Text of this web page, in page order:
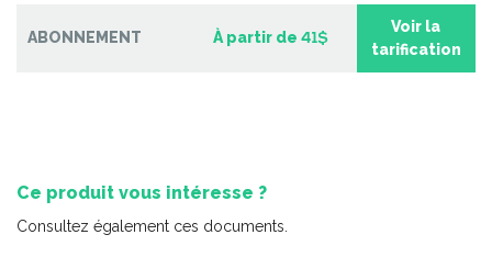
ABONNEMENT À partir de 41$
Voir la
tarification
Ce produit vous intéresse ?
Consultez également ces documents.